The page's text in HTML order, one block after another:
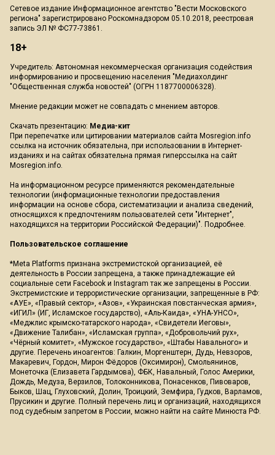
Сетевое издание Информационное агентство "Вести Московского
региона" зарегистрировано Роскомнадзором 05.10.2018, реестровая
запись ЭЛ № ФС77-73861.
18+
Учредитель: Автономная некоммерческая организация содействия
информированию и просвещению населения "Медиахолдинг
"Общественная служба новостей" (ОГРН 1187700006328).
Мнение редакции может не совпадать с мнением авторов.
Скачать презентацию: Медиа-кит
При перепечатке или цитировании материалов сайта Mosregion.info
ссылка на источник обязательна, при использовании в Интернет-
изданиях и на сайтах обязательна прямая гиперссылка на сайт
Mosregion.info.
На информационном ресурсе применяются рекомендательные
технологии (информационные технологии предоставления
информации на основе сбора, систематизации и анализа сведений,
относящихся к предпочтениям пользователей сети "Интернет",
находящихся на территории Российской Федерации)". Подробнее.
Пользовательское соглашение
*Meta Platforms признана экстремистской организацией, её
деятельность в России запрещена, а также принадлежащие ей
социальные сети Facebook и Instagram так же запрещены в России.
Экстремистские и террористические организации, запрещенные в РФ:
«АУЕ», «Правый сектор», «Азов», «Украинская повстанческая армия»,
«ИГИЛ» (ИГ, Исламское государство), «Аль-Каида», «УНА-УНСО»,
«Меджлис крымско-татарского народа», «Свидетели Иеговы»,
«Движение Талибан», «Исламская группа», «Добровольчий рух»,
«Чёрный комитет», «Мужское государство», «Штабы Навального» и
другие. Перечень иноагентов: Галкин, Моргенштерн, Дудь, Невзоров,
Макаревич, Гордон, Мирон Фёдоров (Оксимирон), Смольянинов,
Монеточка (Елизавета Гардымова), ФБК, Навальный, Голос Америки,
Дождь, Медуза, Верзилов, Толоконникова, Понасенков, Пивоваров,
Быков, Шац, Глуховский, Долин, Троицкий, Земфира, Гудков, Варламов,
Прусикин и другие. Полный перечень лиц и организаций, находящихся
под судебным запретом в России, можно найти на сайте Минюста РФ.